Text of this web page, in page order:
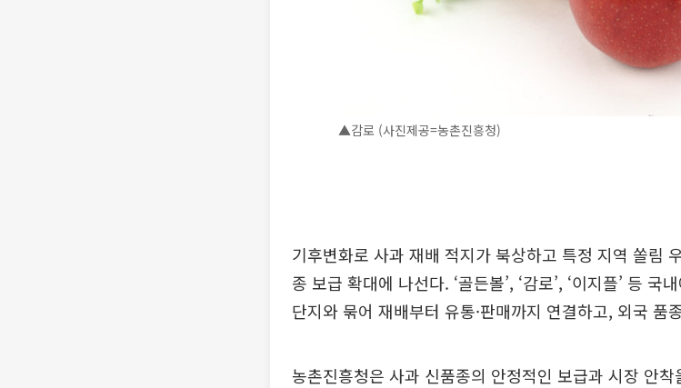
▲감로 (사진제공=농촌진흥청)
기후변화로 사과 재배 적지가 북상하고 특정 지역 쏠림
종 보급 확대에 나선다. ‘골든볼’, ‘감로’, ‘이지플’ 등
단지와 묶어 재배부터 유통·판매까지 연결하고, 외국 품
농촌진흥청은 사과 신품종의 안정적인 보급과 시장 안